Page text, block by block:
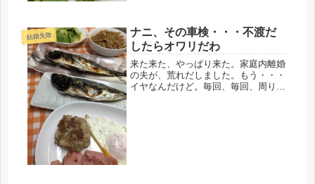
結婚失敗
ナニ、その車検・・・不渡だ
したらオワリだわ
来た来た、やっぱり来た。家庭内離婚
の夫が、荒れだしました。もう・・・
イヤなんだけど。毎回、毎回、周りに